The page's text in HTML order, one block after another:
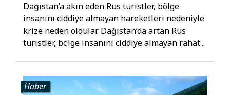
Dağıstan’a akın eden Rus turistler, bölge
insanını ciddiye almayan hareketleri nedeniyle
krize neden oldular. Dağıstan’da artan Rus
turistler, bölge insanını ciddiye almayan rahat...
Haber